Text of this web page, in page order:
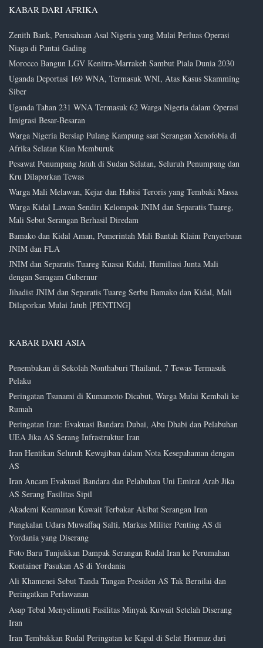
KABAR DARI AFRIKA
Zenith Bank, Perusahaan Asal Nigeria yang Mulai Perluas Operasi
Niaga di Pantai Gading
Morocco Bangun LGV Kenitra-Marrakeh Sambut Piala Dunia 2030
Uganda Deportasi 169 WNA, Termasuk WNI, Atas Kasus Skamming
Siber
Uganda Tahan 231 WNA Termasuk 62 Warga Nigeria dalam Operasi
Imigrasi Besar-Besaran
Warga Nigeria Bersiap Pulang Kampung saat Serangan Xenofobia di
Afrika Selatan Kian Memburuk
Pesawat Penumpang Jatuh di Sudan Selatan, Seluruh Penumpang dan
Kru Dilaporkan Tewas
Warga Mali Melawan, Kejar dan Habisi Teroris yang Tembaki Massa
Warga Kidal Lawan Sendiri Kelompok JNIM dan Separatis Tuareg,
Mali Sebut Serangan Berhasil Diredam
Bamako dan Kidal Aman, Pemerintah Mali Bantah Klaim Penyerbuan
JNIM dan FLA
JNIM dan Separatis Tuareg Kuasai Kidal, Humiliasi Junta Mali
dengan Seragam Gubernur
Jihadist JNIM dan Separatis Tuareg Serbu Bamako dan Kidal, Mali
Dilaporkan Mulai Jatuh [PENTING]
KABAR DARI ASIA
Penembakan di Sekolah Nonthaburi Thailand, 7 Tewas Termasuk
Pelaku
Peringatan Tsunami di Kumamoto Dicabut, Warga Mulai Kembali ke
Rumah
Peringatan Iran: Evakuasi Bandara Dubai, Abu Dhabi dan Pelabuhan
UEA Jika AS Serang Infrastruktur Iran
Iran Hentikan Seluruh Kewajiban dalam Nota Kesepahaman dengan
AS
Iran Ancam Evakuasi Bandara dan Pelabuhan Uni Emirat Arab Jika
AS Serang Fasilitas Sipil
Akademi Keamanan Kuwait Terbakar Akibat Serangan Iran
Pangkalan Udara Muwaffaq Salti, Markas Militer Penting AS di
Yordania yang Diserang
Foto Baru Tunjukkan Dampak Serangan Rudal Iran ke Perumahan
Kontainer Pasukan AS di Yordania
Ali Khamenei Sebut Tanda Tangan Presiden AS Tak Bernilai dan
Peringatkan Perlawanan
Asap Tebal Menyelimuti Fasilitas Minyak Kuwait Setelah Diserang
Iran
Iran Tembakkan Rudal Peringatan ke Kapal di Selat Hormuz dari